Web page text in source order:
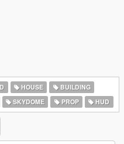
HOUSE
BUILDING
SKYDOME PROP HUD